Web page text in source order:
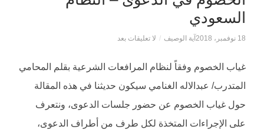
السعودي
18 نوفمبر، 2018 آية الوصيف / لا تعليقات بعد
غياب الخصوم وفقاً لنظام المرافعات الشرعية بقلم المحامي
المتدرب/ عبدالاله الغنامي سيكون حديثنا في هذه المقالة
حول غياب الخصوم عن حضور جلسات الدعوى، ونتعرف
على الإجراءات المتخذة لكل طرف من أطراف الدعوى،